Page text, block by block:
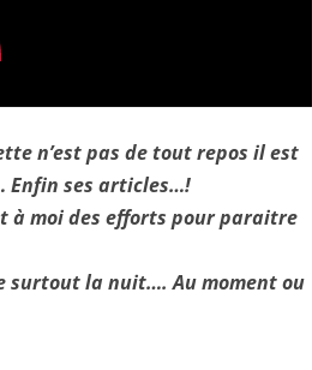
n’est pas de tout repos il est
Enfin ses articles…!
à moi des efforts pour paraitre
surtout la nuit…. Au moment ou